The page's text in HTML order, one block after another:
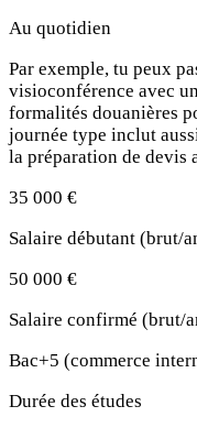
Au quotidien
Par exemple, tu peux
visioconférence avec
formalités douanières
journée type inclut
la préparation de devis
35 000 €
Salaire débutant (brut/
50 000 €
Salaire confirmé (brut/
Bac+5 (commerce
Durée des études